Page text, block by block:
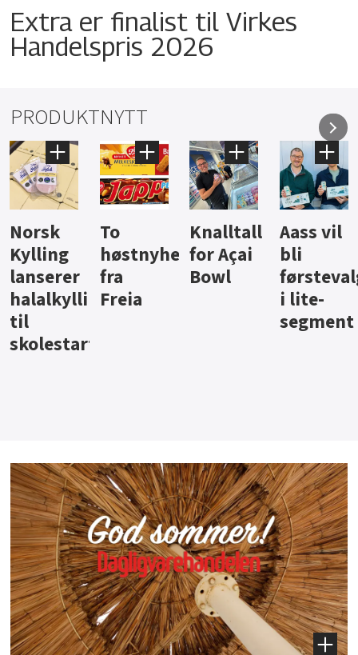
Extra er finalist til Virkes
Handelspris 2026
PRODUKTNYTT
Knalltall
for Açai
Bowl
Aass vil
bli
førstevalg
i lite-
Brus og
jus fra
Berentsen
Hard
iste fra
Hansa